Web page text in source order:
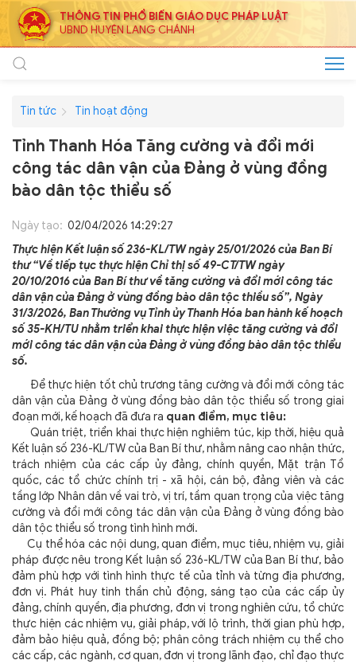
THÔNG TIN PHỔ BIẾN GIÁO DỤC PHÁP LUẬT
UBND HUYỆN LANG CHÁNH
Tin tức Tin hoạt động
Tỉnh Thanh Hóa Tăng cường và đổi mới
công tác dân vận của Đảng ở vùng đồng
bào dân tộc thiểu số
Ngày tạo: 02/04/2026 14:29:27
Thực hiện Kết luận số 236-KL/TW ngày 25/01/2026 của Ban Bí
thư “Về tiếp tục thực hiện Chỉ thị số 49-CT/TW ngày
20/10/2016 của Ban Bí thư về tăng cường và đổi mới công tác
dân vận của Đảng ở vùng đồng bào dân tộc thiều số”, Ngày
31/3/2026, Ban Thường vụ Tỉnh ủy Thanh Hóa ban hành kế hoạch
số 35-KH/TU nhằm triển khai thực hiện việc tăng cường và đổi
mới công tác dân vận của Đảng ở vùng đồng bào dân tộc thiểu
số.
Để thực hiện tốt chủ trương tăng cường và đổi mới công tác
dân vận của Đảng ở vùng đồng bào dân tộc thiểu số trong giai
đoạn mới, kế hoạch đã đưa ra quan điểm, mục tiêu:
Quán triệt, triển khai thực hiện nghiêm túc, kịp thời, hiệu quả
Kết luận số 236-KL/TW của Ban Bí thư, nhằm nâng cao nhận thức,
trách nhiệm của các cấp ủy đảng, chính quyền, Mặt trận Tổ
quốc, các tổ chức chính trị - xã hội, cán bộ, đảng viên và các
tầng lớp Nhân dân về vai trò, vị trí, tầm quan trọng của việc tăng
cường và đổi mới công tác dân vận của Đảng ở vùng đồng bào
dân tộc thiểu số trong tình hình mới.
Cụ thể hóa các nội dung, quan điểm, mục tiêu, nhiệm vụ, giải
pháp được nêu trong Kết luận số 236-KL/TW của Ban Bí thư, bảo
đảm phù hợp với tình hình thực tế của tỉnh và từng địa phương,
đơn vị. Phát huy tinh thần chủ động, sáng tạo của các cấp ủy
đảng, chính quyền, địa phương, đơn vị trong nghiên cứu, tổ chức
thực hiện các nhiệm vụ, giải pháp, với lộ trình, thời gian phù hợp,
đảm bảo hiệu quả, đồng bộ; phân công trách nhiệm cụ thể cho
các cấp, các ngành, cơ quan, đơn vị trong lãnh đạo, chỉ đạo thực